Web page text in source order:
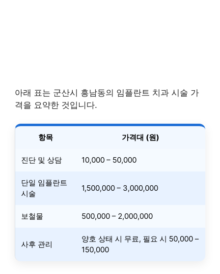
아래 표는 군산시 흥남동의 임플란트 치과 시술 가
격을 요약한 것입니다.
항목 가격대 (원)
진단 및 상담 10,000 – 50,000
단일 임플란트
시술
1,500,000 – 3,000,000
보철물 500,000 – 2,000,000
사후 관리
양호 상태 시 무료, 필요 시 50,000 –
150,000